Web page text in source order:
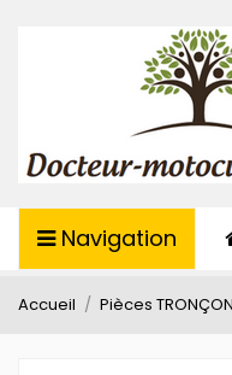
Navigation
Accueil Pièces